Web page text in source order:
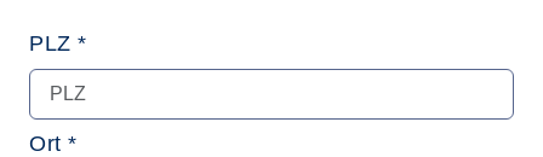
PLZ *
Ort *